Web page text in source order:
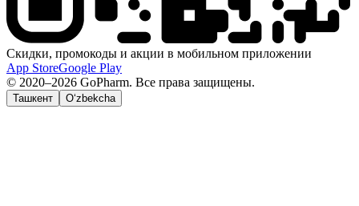
Скидки, промокоды и акции в мобильном приложении
App StoreGoogle Play
© 2020–2026 GoPharm. Все права защищены.
Ташкент O‘zbekcha